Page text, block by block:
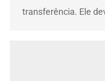
transferência. Ele